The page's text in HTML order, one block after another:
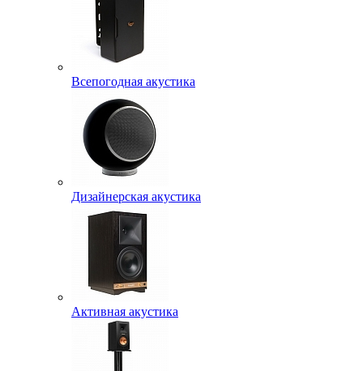
Всепогодная акустика
Дизайнерская акустика
Активная акустика